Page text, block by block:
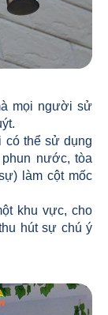
mọi người sử
có thể sử dụng
nước, tòa
làm cột mốc
khu vực, cho
hút sự chú ý